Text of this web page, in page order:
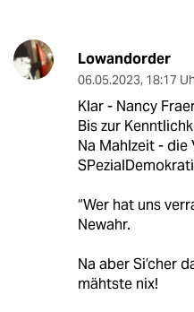
Lowandorder
06.05.2023, 18:17
Klar - Nancy
Bis zur
Na Mahlzeit -
“Wer hat uns
Newahr.
Na aber Si’cher
mähtste nix!